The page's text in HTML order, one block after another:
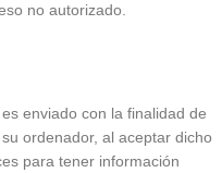
no autorizado.
enviado con la finalidad de
ordenador, al aceptar dicho
para tener información